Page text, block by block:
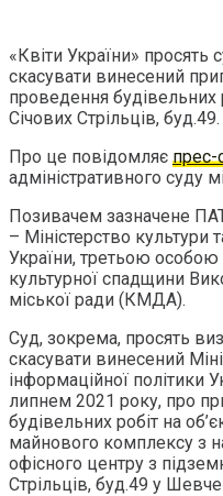
«Квіти України»
скасувати винесений
проведення будівельних
Січових Стрільців, буд.49.
Про це повідомляє прес-
адміністративного суду
Позивачем зазначене
– Міністерство культури
України, третьою
культурної спадщини
міської ради (КМДА).
Суд, зокрема, просять
скасувати винесений
інформаційної політики
липнем 2021 року, про
будівельних робіт на
майнового комплексу з
офісного центру з
Стрільців, буд.49 у